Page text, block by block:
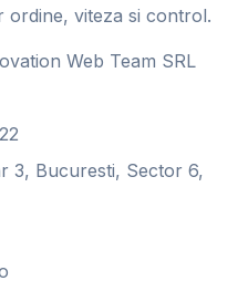
viteza si control.
Web Team SRL
3, Bucuresti, Sector 6,